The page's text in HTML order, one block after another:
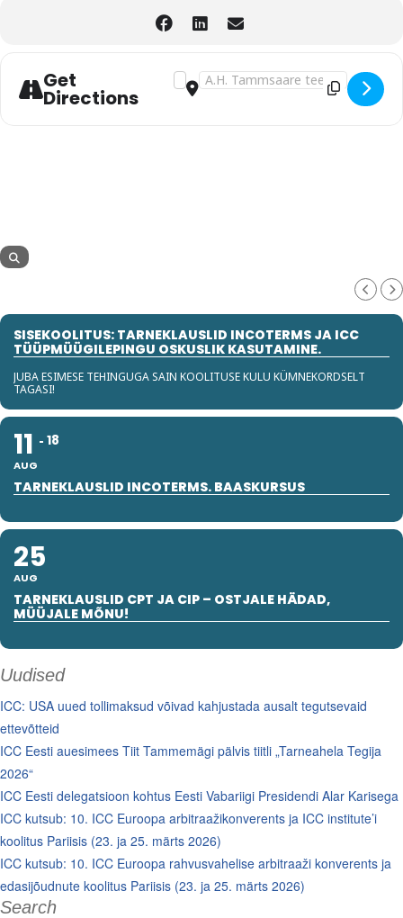
Get
Directions
Address - Tarneklauslid Incoterms.
Destination Address -
SISEKOOLITUS: TARNEKLAUSLID INCOTERMS JA ICC
TÜÜPMÜÜGILEPINGU OSKUSLIK KASUTAMINE.
JUBA ESIMESE TEHINGUGA SAIN KOOLITUSE KULU KÜMNEKORDSELT
TAGASI!
11
AUG
18
TARNEKLAUSLID INCOTERMS. BAASKURSUS
25
AUG
TARNEKLAUSLID CPT JA CIP – OSTJALE HÄDAD,
MÜÜJALE MÕNU!
Uudised
ICC: USA uued tollimaksud võivad kahjustada ausalt tegutsevaid
ettevõtteid
ICC Eesti auesimees Tiit Tammemägi pälvis tiitli „Tarneahela Tegija
2026“
ICC Eesti delegatsioon kohtus Eesti Vabariigi Presidendi Alar Karisega
ICC kutsub: 10. ICC Euroopa arbitraažikonverents ja ICC institute’i
koolitus Pariisis (23. ja 25. märts 2026)
ICC kutsub: 10. ICC Euroopa rahvusvahelise arbitraaži konverents ja
edasijõudnute koolitus Pariisis (23. ja 25. märts 2026)
Search